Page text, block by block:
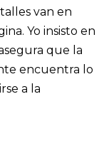
van en
Yo insisto en
que la
encuentra lo
a la